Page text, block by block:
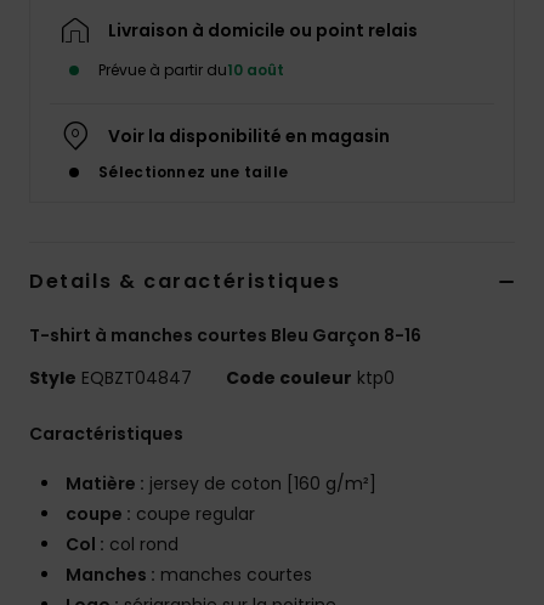
Livraison à domicile ou point relais
Prévue à partir du10 août
Voir la disponibilité en magasin
Sélectionnez une taille
Details & caractéristiques
T-shirt à manches courtes Bleu Garçon 8-16
Style EQBZT04847 Code couleur ktp0
Caractéristiques
Matière : jersey de coton [160 g/m²]
coupe : coupe regular
Col : col rond
Manches : manches courtes